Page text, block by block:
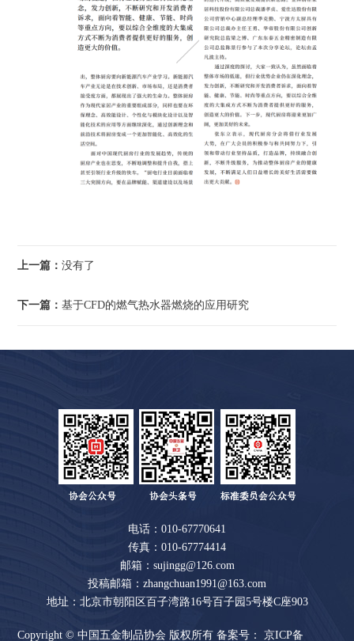
上一篇：没有了
下一篇：基于CFD的燃气热水器燃烧的应用研究
电话：010-67770641
传真：010-67774414
邮箱：sujingg@126.com
投稿邮箱：zhangchuan1991@163.com
地址：北京市朝阳区百子湾路16号百子园5号楼C座903
Copyright © 中国五金制品协会 版权所有 备案号：京ICP备